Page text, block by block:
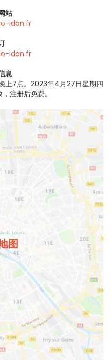
站
idan.fr
idan.fr
息
上7点。2023年4月27日星期四
注册后免费。
图